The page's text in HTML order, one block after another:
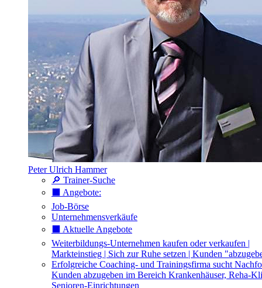
Peter Ulrich Hammer
🔎 Trainer-Suche
⬛️ Angebote:
Job-Börse
Unternehmensverkäufe
⬛️ Aktuelle Angebote
Weiterbildungs-Unternehmen kaufen oder verkaufen |
Markteinstieg | Sich zur Ruhe setzen | Kunden
Erfolgreiche Coaching- und Trainingsfirma sucht
Kunden abzugeben im Bereich Krankenhäuser, Reha-
Senioren-Einrichtungen